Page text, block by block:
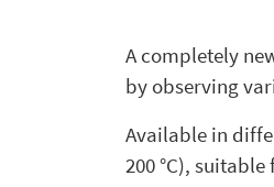
A completely
by observing
Available in
200 °C),